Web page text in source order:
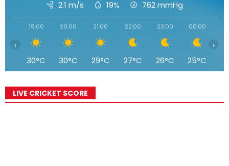
2.1 m/s 19% 762mmHg
19:00
30°C
20:00
30°C
21:00
29°C
22:00
27°C
23:00
26°C
00:00
25°C
‹ ›
LIVE CRICKET SCORE